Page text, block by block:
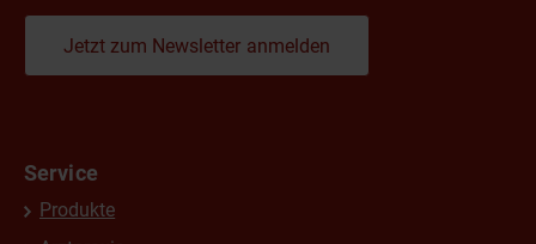
Jetzt zum Newsletter anmelden
Service
Produkte